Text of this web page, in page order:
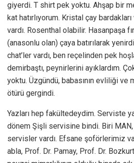
giyerdi. T shirt pek yoktu. Ahşap bir
kat hatırlıyorum. Kristal çay
vardı. Rosenthal olabilir. Hasanpaşa
(anasonlu olan) çaya batırılarak
chat’ler vardı, ben reçelinden pek
demirbaştı, peynirlerini ayıklardım.
yoktu. Üzgündü, babasının evliliği ve
ötürü gergindi.
Yazları hep fakültedeydim. Serviste
dönem Şişli servisine bindi. Biri
servisler vardı. Efsane şoförlerimiz
abla, Prof. Dr. Pamay, Prof. Dr.